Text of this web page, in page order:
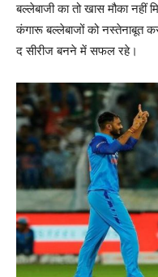
बल्लेबाजी का तो खास मौका नहीं
कंगारू बल्लेबाजों को नस्तेनाबूत
द सीरीज बनने में सफल रहे।